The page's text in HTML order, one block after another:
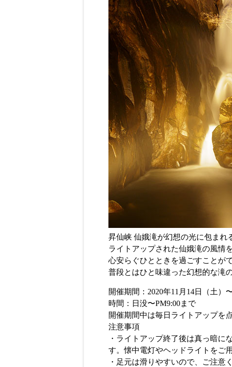
昇仙峡 仙娥滝が幻想の光に包まれ
ライトアップされた仙娥滝の風情
心安らぐひとときを過ごすことが
普段とはひと味違った幻想的な滝
開催期間：2020年11月14日（土）
時間：日没〜PM9:00まで
開催期間中は毎日ライトアップを
注意事項
・ライトアップ終了後は真っ暗に
す。懐中電灯やヘッドライトをご
・足元は滑りやすいので、ご注意